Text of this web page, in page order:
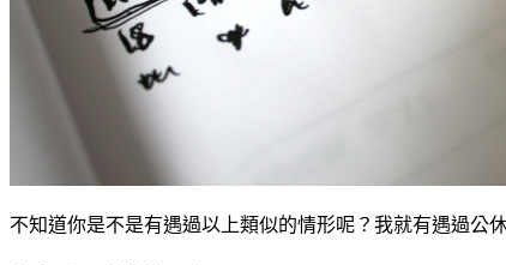
不知道你是不是有遇過以上類似的情形呢？我就有遇過公